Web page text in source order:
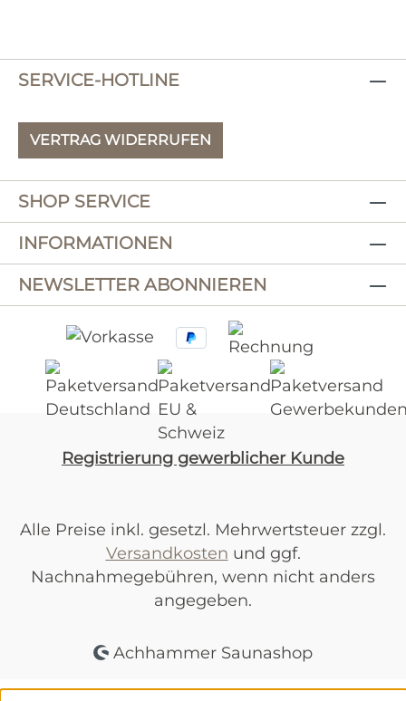
SERVICE-HOTLINE
VERTRAG WIDERRUFEN
SHOP SERVICE
INFORMATIONEN
NEWSLETTER ABONNIEREN
Registrierung gewerblicher Kunde
Alle Preise inkl. gesetzl. Mehrwertsteuer zzgl.
Versandkosten und ggf.
Nachnahmegebühren, wenn nicht anders
angegeben.
Achhammer Saunashop